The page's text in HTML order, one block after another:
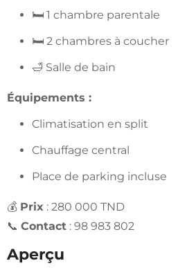
🛏️ 1 chambre parentale
🛏️ 2 chambres à coucher
🛁 Salle de bain
Équipements :
Climatisation en split
Chauffage central
Place de parking incluse
💰 Prix : 280 000 TND
📞 Contact : 98 983 802
Aperçu